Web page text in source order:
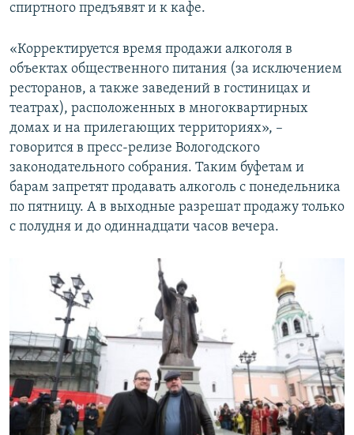
спиртного предъявят и к кафе.
«Корректируется время продажи алкоголя в
объектах общественного питания (за исключением
ресторанов, а также заведений в гостиницах и
театрах), расположенных в многоквартирных
домах и на прилегающих территориях», –
говорится в пресс-релизе Вологодского
законодательного собрания. Таким буфетам и
барам запретят продавать алкоголь с понедельника
по пятницу. А в выходные разрешат продажу только
с полудня и до одиннадцати часов вечера.